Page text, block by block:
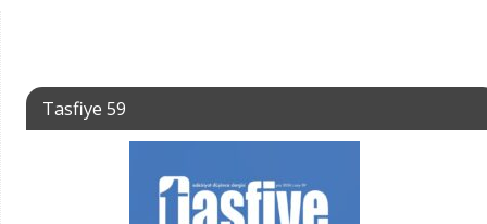
Tasfiye 59